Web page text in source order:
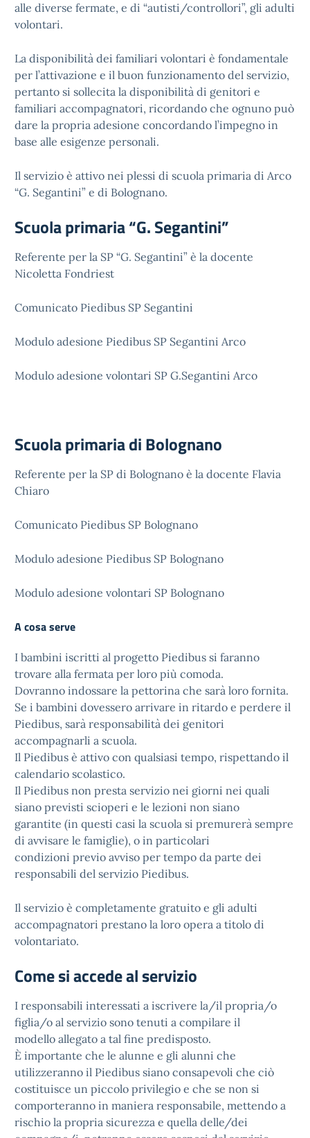
alle diverse fermate, e di “autisti/controllori”, gli adulti
volontari.
La disponibilità dei familiari volontari è fondamentale
per l’attivazione e il buon funzionamento del servizio,
pertanto si sollecita la disponibilità di genitori e
familiari accompagnatori, ricordando che ognuno può
dare la propria adesione concordando l’impegno in
base alle esigenze personali.
Il servizio è attivo nei plessi di scuola primaria di Arco
“G. Segantini” e di Bolognano.
Scuola primaria “G. Segantini”
Referente per la SP “G. Segantini” è la docente
Nicoletta Fondriest
Comunicato Piedibus SP Segantini
Modulo adesione Piedibus SP Segantini Arco
Modulo adesione volontari SP G.Segantini Arco
Scuola primaria di Bolognano
Referente per la SP di Bolognano è la docente Flavia
Chiaro
Comunicato Piedibus SP Bolognano
Modulo adesione Piedibus SP Bolognano
Modulo adesione volontari SP Bolognano
A cosa serve
I bambini iscritti al progetto Piedibus si faranno
trovare alla fermata per loro più comoda.
Dovranno indossare la pettorina che sarà loro fornita.
Se i bambini dovessero arrivare in ritardo e perdere il
Piedibus, sarà responsabilità dei genitori
accompagnarli a scuola.
Il Piedibus è attivo con qualsiasi tempo, rispettando il
calendario scolastico.
Il Piedibus non presta servizio nei giorni nei quali
siano previsti scioperi e le lezioni non siano
garantite (in questi casi la scuola si premurerà sempre
di avvisare le famiglie), o in particolari
condizioni previo avviso per tempo da parte dei
responsabili del servizio Piedibus.
Il servizio è completamente gratuito e gli adulti
accompagnatori prestano la loro opera a titolo di
volontariato.
Come si accede al servizio
I responsabili interessati a iscrivere la/il propria/o
figlia/o al servizio sono tenuti a compilare il
modello allegato a tal fine predisposto.
È importante che le alunne e gli alunni che
utilizzeranno il Piedibus siano consapevoli che ciò
costituisce un piccolo privilegio e che se non si
comporteranno in maniera responsabile, mettendo a
rischio la propria sicurezza e quella delle/dei